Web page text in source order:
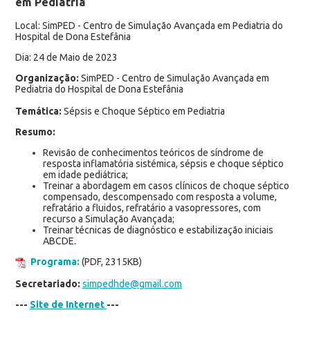
Local: SimPED - Centro de Simulação Avançada em Pediatria do
Hospital de Dona Estefânia
Dia: 24 de Maio de 2023
Organização: SimPED - Centro de Simulação Avançada em
Pediatria do Hospital de Dona Estefânia
Temática: Sépsis e Choque Séptico em Pediatria
Resumo:
Revisão de conhecimentos teóricos de síndrome de
resposta inflamatória sistémica, sépsis e choque séptico
em idade pediátrica;
Treinar a abordagem em casos clínicos de choque séptico
compensado, descompensado com resposta a volume,
refratário a fluidos, refratário a vasopressores, com
recurso a Simulação Avançada;
Treinar técnicas de diagnóstico e estabilização iniciais
ABCDE.
Programa: (PDF, 2315KB)
Secretariado: simpedhde@gmail.com
--- Site de Internet ---